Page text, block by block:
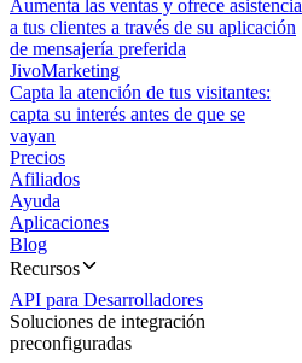
Aumenta las ventas y ofrece asistencia
a tus clientes a través de su aplicación
de mensajería preferida
JivoMarketing
Capta la atención de tus visitantes:
capta su interés antes de que se
vayan
Precios
Afiliados
Ayuda
Aplicaciones
Blog
Recursos
API para Desarrolladores
Soluciones de integración
preconfiguradas